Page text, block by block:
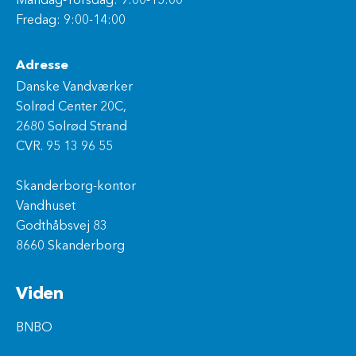
Fredag: 9:00-14:00
Adresse
Danske Vandværker
Solrød Center 20C,
2680 Solrød Strand
CVR. 95 13 96 55
Skanderborg-kontor
Vandhuset
Godthåbsvej 83
8660 Skanderborg
Viden
BNBO